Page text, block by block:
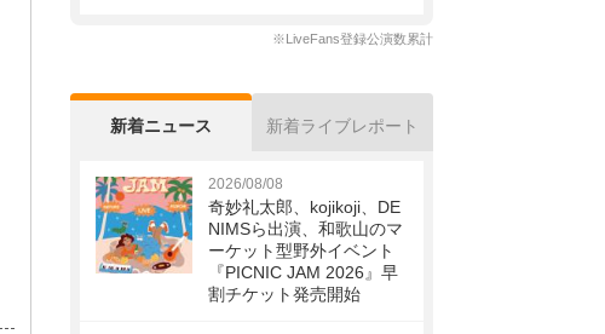
※LiveFans登録公演数累計
新着ニュース 新着ライブレポート
2026/08/08
奇妙礼太郎、kojikoji、DE
NIMSら出演、和歌山のマ
ーケット型野外イベント
『PICNIC JAM 2026』早
割チケット発売開始